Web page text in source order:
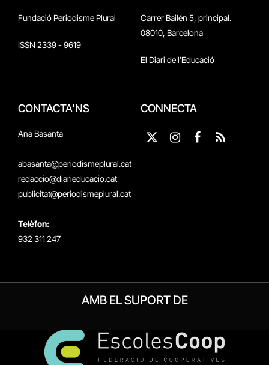
Fundació Periodisme Plural
ISSN 2339 - 9619
Carrer Bailén 5, principal.
08010, Barcelona
El Diari de l'Educació
CONTACTA'NS
Ana Basanta
abasanta@periodismeplural.cat
redaccio@diarieducacio.cat
publicitat@periodismeplural.cat
Telèfon:
932 311 247
CONNECTA
X
Instagram
Facebook
RSS
AMB EL SUPORT DE